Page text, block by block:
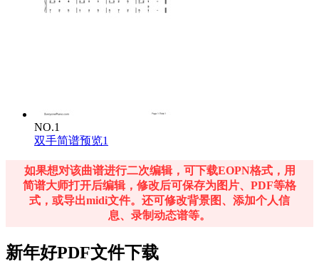
NO.1
双手简谱预览1
如果想对该曲谱进行二次编辑，可下载EOPN格式，用
简谱大师打开后编辑，修改后可保存为图片、PDF等格
式，或导出midi文件。还可修改背景图、添加个人信
息、录制动态谱等。
新年好PDF文件下载